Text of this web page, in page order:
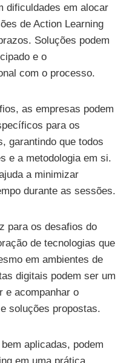
dificuldades em alocar
de Action Learning
Soluções podem
e o
com o processo.
as empresas podem
para os
garantindo que todos
e a metodologia em si.
a minimizar
durante as sessões.
para os desafios do
de tecnologias que
em ambientes de
digitais podem ser um
e acompanhar o
soluções propostas.
aplicadas, podem